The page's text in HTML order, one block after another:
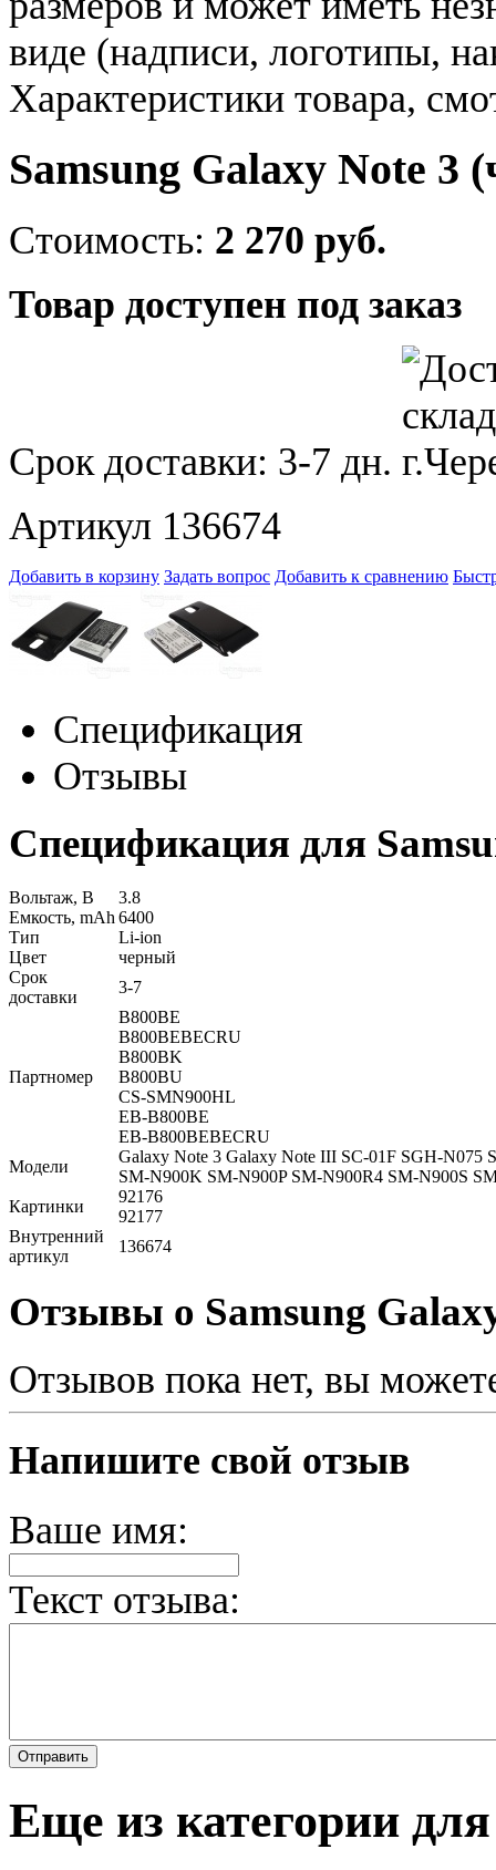
виде (надписи, логотипы,
Характеристики товара,
Samsung Galaxy Note 3
Стоимость: 2 270 руб.
Товар доступен под заказ
Срок доставки: 3-7 дн.
Артикул 136674
Добавить в корзину Задать вопрос Добавить к сравнению
Спецификация
Отзывы
Спецификация для
Вольтаж, В
3.8
Емкость, mAh 6400
Тип
Li-ion
Цвет
черный
Срок
доставки
3-7
Партномер
B800BE
B800BEBECRU
B800BK
B800BU
CS-SMN900HL
EB-B800BE
EB-B800BEBECRU
Модели
Galaxy Note 3 Galaxy Note III SC-01F SGH-
SM-N900K SM-N900P SM-N900R4 SM-N900S
Картинки
92176
92177
Внутренний
артикул
136674
Отзывы о Samsung
Отзывов пока нет, вы
Напишите свой отзыв
Ваше имя:
Текст отзыва:
Еще из категории